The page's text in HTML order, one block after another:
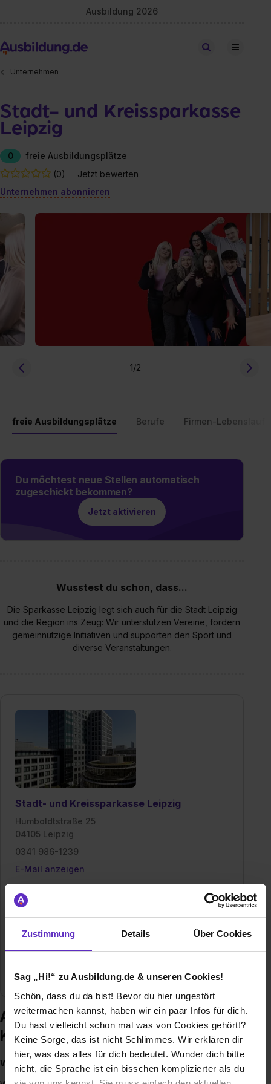
Zustimmung Details Über Cookies
Sag „Hi!“ zu Ausbildung.de & unseren Cookies!
Schön, dass du da bist! Bevor du hier ungestört
weitermachen kannst, haben wir ein paar Infos für dich.
Du hast vielleicht schon mal was von Cookies gehört!?
Keine Sorge, das ist nicht Schlimmes. Wir erklären dir
hier, was das alles für dich bedeutet. Wunder dich bitte
nicht, die Sprache ist ein bisschen komplizierter als du
Ausbildung 2026
Stellen finden
Unternehmen
Stadt- und Kreissparkasse
Leipzig
0
freie Ausbildungsplätze
(0)
Jetzt bewerten
Unternehmen abonnieren
1/2
freie Ausbildungsplätze Berufe Firmen-Lebenslauf
Du möchtest neue Stellen automatisch
zugeschickt bekommen?
Jetzt aktivieren
Wusstest du schon, dass...
Die Sparkasse Leipzig legt sich auch für die Stadt Leipzig
und die Region ins Zeug: Wir unterstützen Vereine, fördern
gemeinnützige Initiativen und supporten den Sport und
diverse Veranstaltungen.
Stadt- und Kreissparkasse Leipzig
Humboldtstraße 25
04105 Leipzig
0341 986-1239
E-Mail anzeigen
Mitarbeiter rund 1.378
Branche Bank / Finanzen
Ausbildung bei Stadt- und
Kreissparkasse Leipzig
Weils um mehr als Geld geht.